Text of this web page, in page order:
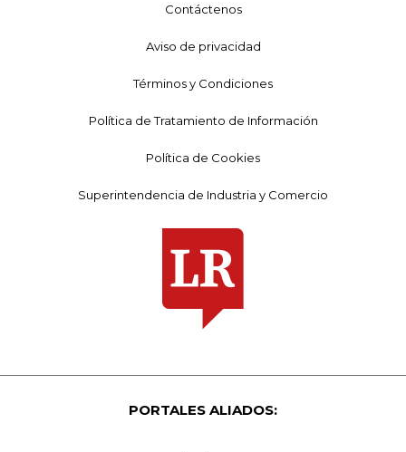
Contáctenos
Aviso de privacidad
Términos y Condiciones
Política de Tratamiento de Información
Política de Cookies
Superintendencia de Industria y Comercio
PORTALES ALIADOS: